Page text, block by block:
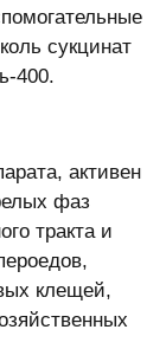
сукцинат
400.
активен
фаз
тракта и
клещей,